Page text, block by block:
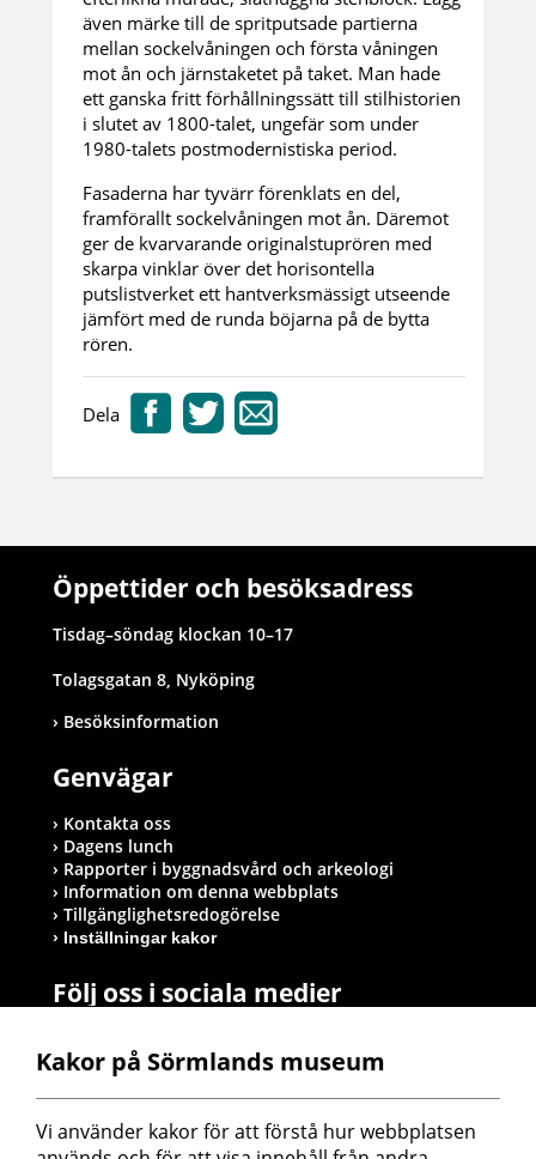
även märke till de spritputsade partierna
mellan sockelvåningen och första våningen
mot ån och järnstaketet på taket. Man hade
ett ganska fritt förhållningssätt till stilhistorien
i slutet av 1800-talet, ungefär som under
1980-talets postmodernistiska period.
Fasaderna har tyvärr förenklats en del,
framförallt sockelvåningen mot ån. Däremot
ger de kvarvarande originalstuprören med
skarpa vinklar över det horisontella
putslistverket ett hantverksmässigt utseende
jämfört med de runda böjarna på de bytta
rören.
Dela
Öppettider och besöksadress
Tisdag–söndag klockan 10–17
Tolagsgatan 8, Nyköping
Besöksinformation
Genvägar
Kontakta oss
Dagens lunch
Rapporter i byggnadsvård och arkeologi
Information om denna webbplats
Tillgänglighetsredogörelse
Inställningar kakor
Följ oss i sociala medier
Postadress
Sörmlands museum
Kakor på Sörmlands museum
Vi använder kakor för att förstå hur webbplatsen